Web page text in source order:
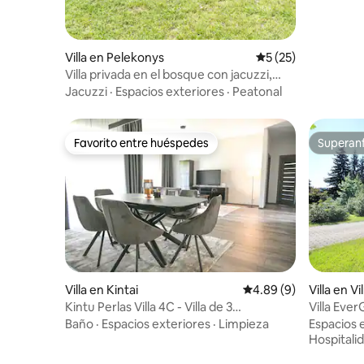
Villa en Pelekonys Calificación
5 (25)
Villa privada en el bosque con jacuzzi,
refugio en la naturaleza
Jacuzzi · Espacios exteriores · Peatonal
Favorito entre huéspedes
Favorito entre huéspedes
Villa en Kintai Calificación
4.89 (9)
Kintu Perlas Villa 4C - Villa de 3
dormitorios para seis
Baño · Espacios exteriores · Limpieza
Villa en
Villa
privado
Espacios